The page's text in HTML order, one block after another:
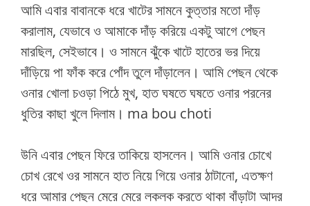
আমি এবার বাবানকে ধরে খাটের সামনে কুত্তার মতো দাঁড়
করালাম, যেভাবে ও আমাকে দাঁড় করিয়ে একটু আগে পেছন
মারছিল, সেইভাবে। ও সামনে ঝুঁকে খাটে হাতের ভর দিয়ে
দাঁড়িয়ে পা ফাঁক করে পোঁদ তুলে দাঁড়ালেন। আমি পেছন থেকে
ওনার খোলা চওড়া পিঠে মুখ, হাত ঘষতে ঘষতে ওনার পরনের
ধুতির কাছা খুলে দিলাম। ma bou choti
উনি এবার পেছন ফিরে তাকিয়ে হাসলেন। আমি ওনার চোখে
চোখ রেখে ওর সামনে হাত নিয়ে গিয়ে ওনার ঠাটানো, এতক্ষণ
ধরে আমার পেছন মেরে মেরে লকলক করতে থাকা বাঁড়াটা আদর